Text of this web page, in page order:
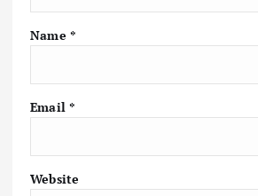
Name *
Email *
Website